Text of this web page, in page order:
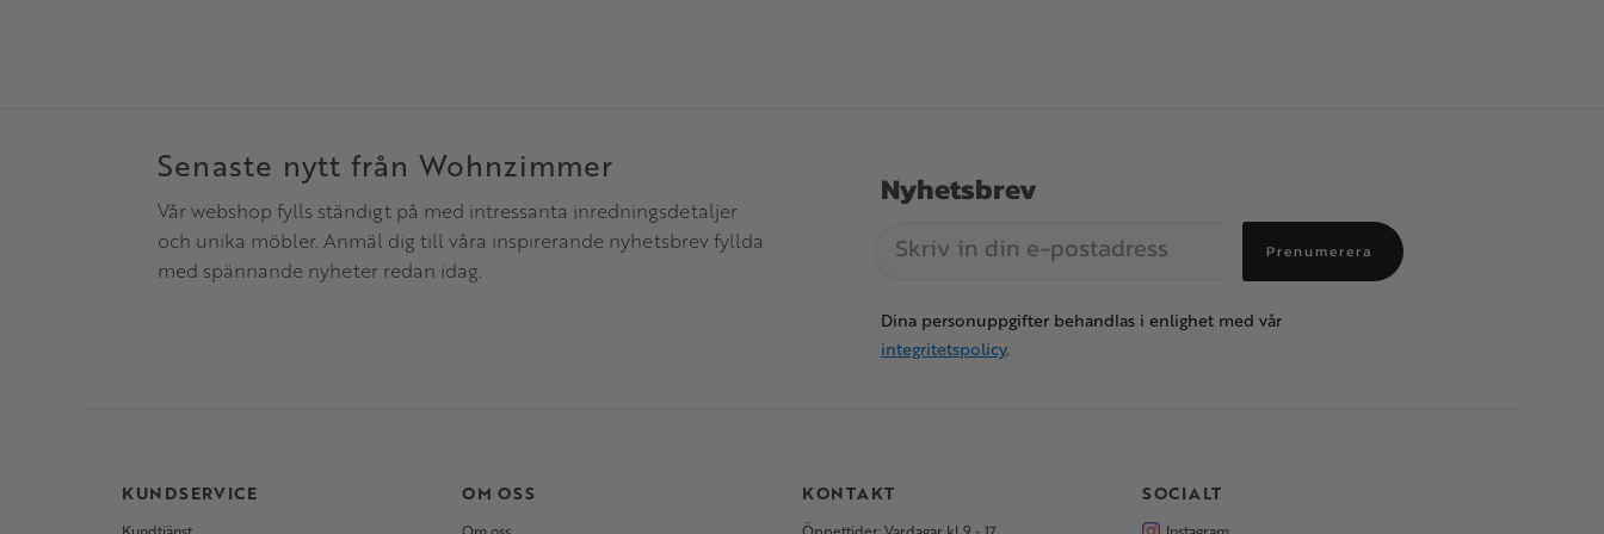
Senaste nytt från Wohnzimmer
Vår webshop fylls ständigt på med intressanta inredningsdetaljer
och unika möbler. Anmäl dig till våra inspirerande nyhetsbrev fyllda
med spännande nyheter redan idag.
Nyhetsbrev
Prenumerera
Dina personuppgifter behandlas i enlighet med vår
integritetspolicy.
KUNDSERVICE OM OSS KONTAKT SOCIALT